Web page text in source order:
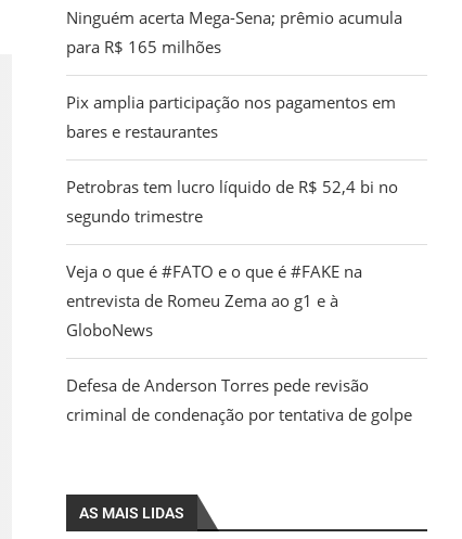
Ninguém acerta Mega-Sena; prêmio acumula
para R$ 165 milhões
Pix amplia participação nos pagamentos em
bares e restaurantes
Petrobras tem lucro líquido de R$ 52,4 bi no
segundo trimestre
Veja o que é #FATO e o que é #FAKE na
entrevista de Romeu Zema ao g1 e à
GloboNews
Defesa de Anderson Torres pede revisão
criminal de condenação por tentativa de golpe
AS MAIS LIDAS